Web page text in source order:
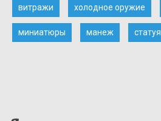
витражи холодное оружие
миниатюры манеж статуя